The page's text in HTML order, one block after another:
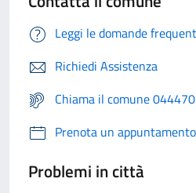
Leggi le domande
Richiedi Assistenza
Chiama il comune
Prenota un appuntamento
Problemi in città